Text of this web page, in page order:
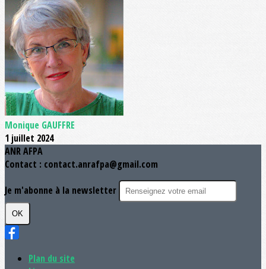
Monique GAUFFRE
1 juillet 2024
ANR AFPA
Contact : contact.anrafpa@gmail.com
Je m'abonne à la newsletter
OK
Plan du site